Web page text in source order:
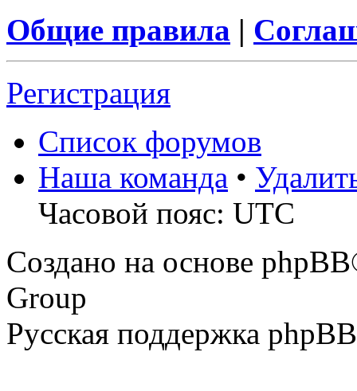
Общие правила |
Регистрация
Список форумов
Наша команда •
Часовой пояс: UTC
Создано на основе
Group
Русская поддержка phpBB